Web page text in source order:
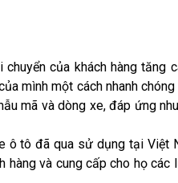
của khách hàng tăng
mình một cách nhanh
mã và dòng xe, đáp ứng
ô tô đã qua sử dụng tại Việt
hàng và cung cấp cho họ các